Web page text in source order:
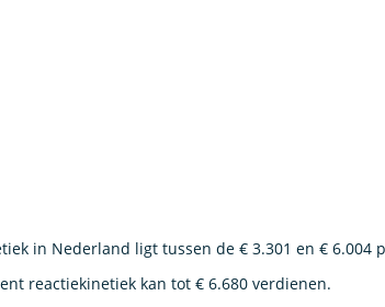
in Nederland ligt tussen de € 3.301 en € 6.004
reactiekinetiek kan tot € 6.680 verdienen.